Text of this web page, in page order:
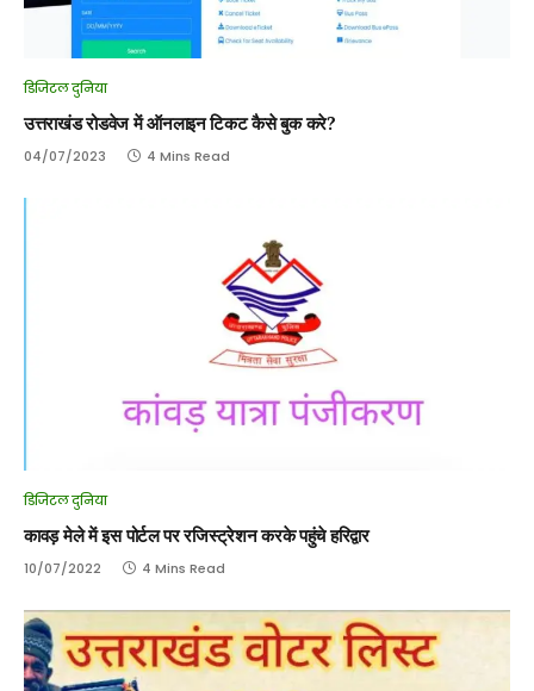
डिजिटल दुनिया
उत्तराखंड रोडवेज में ऑनलाइन टिकट कैसे बुक करे?
04/07/2023 4 Mins Read
डिजिटल दुनिया
कावड़ मेले में इस पोर्टल पर रजिस्ट्रेशन करके पहुंचे हरिद्वार
10/07/2022 4 Mins Read